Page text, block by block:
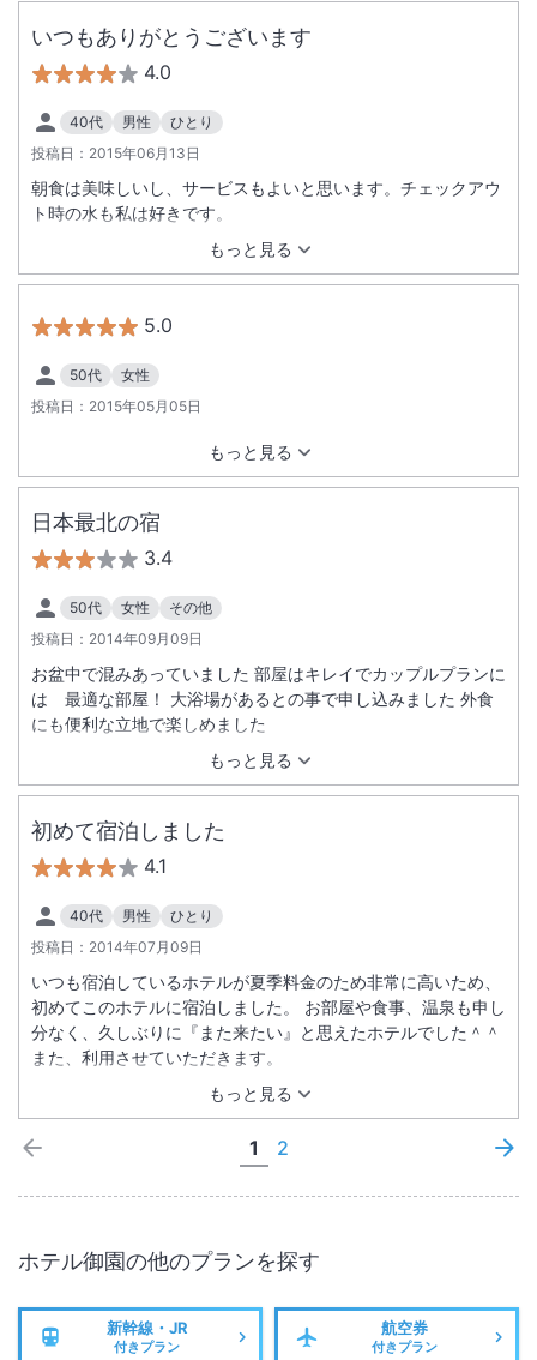
いつもありがとうございます
4.0
40代 男性
ひとり
投稿日： 2015年06月13日
もっと見る
朝食は美味しいし、サービスもよいと思います。チェックアウ
ト時の水も私は好きです。
5.0
50代
女性
投稿日： 2015年05月05日
もっと見る
日本最北の宿
3.4
50代 女性
その他
投稿日： 2014年09月09日
もっと見る
お盆中で混みあっていました 部屋はキレイでカップルプランに
は 最適な部屋！ 大浴場があるとの事で申し込みました 外食
にも便利な立地で楽しめました
初めて宿泊しました
4.1
40代 男性
ひとり
投稿日： 2014年07月09日
もっと見る
いつも宿泊しているホテルが夏季料金のため非常に高いため、
初めてこのホテルに宿泊しました。 お部屋や食事、温泉も申し
分なく、久しぶりに『また来たい』と思えたホテルでした＾＾
また、利用させていただきます。
1 2
ホテル御園の他のプランを探す
新幹線・JR
付きプラン
航空券
付きプラン